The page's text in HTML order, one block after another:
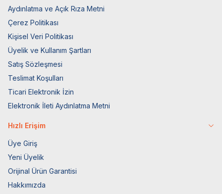
Aydınlatma ve Açık Rıza Metni
Çerez Politikası
Kişisel Veri Politikası
Üyelik ve Kullanım Şartları
Satış Sözleşmesi
Teslimat Koşulları
Ticari Elektronik İzin
Elektronik İleti Aydınlatma Metni
Hızlı Erişim
Üye Giriş
Yeni Üyelik
Orijinal Ürün Garantisi
Hakkımızda